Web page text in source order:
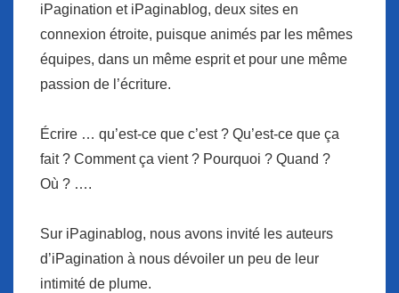
iPagination et iPaginablog, deux sites en
connexion étroite, puisque animés par les mêmes
équipes, dans un même esprit et pour une même
passion de l’écriture.
Écrire … qu’est-ce que c’est ? Qu’est-ce que ça
fait ? Comment ça vient ? Pourquoi ? Quand ?
Où ? ….
Sur iPaginablog, nous avons invité les auteurs
d’iPagination à nous dévoiler un peu de leur
intimité de plume.